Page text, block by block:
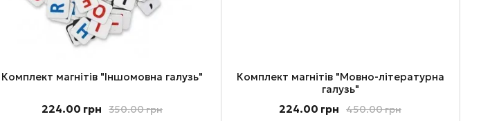
Комплект магнітів "Іншомовна галузь"
350.00 грн
224.00 грн
Комплект магнітів "Мовно-літературна
галузь"
450.00 грн
224.00 грн